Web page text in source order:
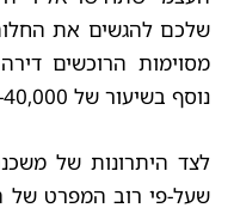
שלכם להגשים את
מסוימות הרוכשים
נוסף בשיעור של 40,000- 60,000 ₪.
לצד היתרונות של
שעל-פי רוב המפרט של